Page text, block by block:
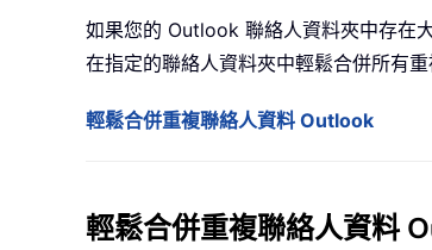
如果您的 Outlook 聯絡人資料夾中存在
在指定的聯絡人資料夾中輕鬆合併所有
輕鬆合併重複聯絡人資料 Outlook
輕鬆合併重複聯絡人資料